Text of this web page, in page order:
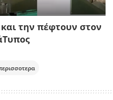
την πέφτουν στον